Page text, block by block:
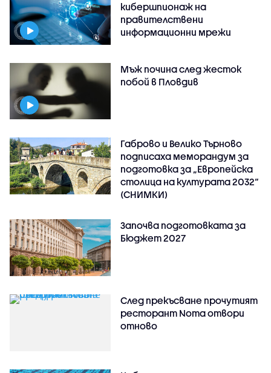
кибершпионаж на
правителствени
информационни мрежи
Мъж почина след жесток
побой в Пловдив
Габрово и Велико Търново
подписаха меморандум за
подготовка за „Европейска
столица на културата 2032“
(СНИМКИ)
Започва подготовката за
Бюджет 2027
След прекъсване прочутият
ресторант Noma отвори
отново